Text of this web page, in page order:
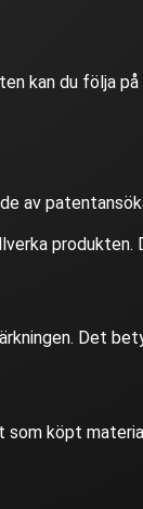
kan du följa på
av
produkten.
Det
som köpt